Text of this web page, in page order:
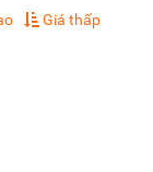
Giá thấp